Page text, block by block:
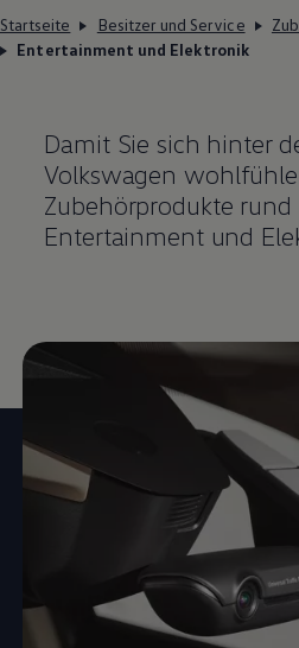
Startseite Besitzer und Service
Entertainment und Elektronik
Damit Sie sich hinter
Volkswagen
Zubehörprodukte rund
Entertainment und